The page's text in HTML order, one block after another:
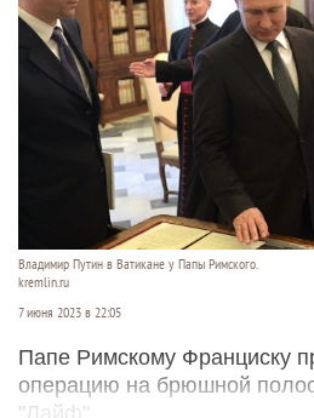
Владимир Путин в Ватикане у Папы Римского.
kremlin.ru
7 июня 2023 в 22:05
Папе Римскому Франциску
операцию на брюшной
"Лайф".